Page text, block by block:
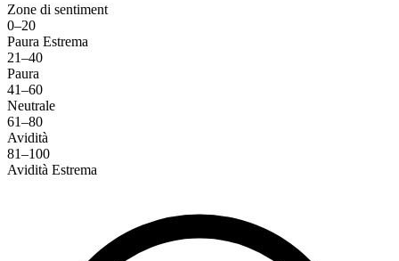
Zone di sentiment
0–20
Paura Estrema
21–40
Paura
41–60
Neutrale
61–80
Avidità
81–100
Avidità Estrema